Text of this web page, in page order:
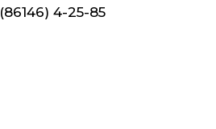
4-25-85